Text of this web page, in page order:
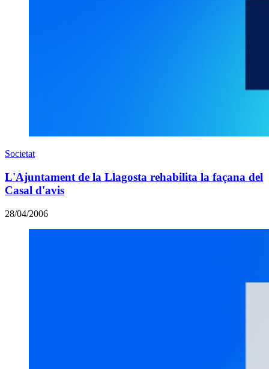
Societat
L'Ajuntament de la Llagosta rehabilita la façana del
Casal d'avis
28/04/2006